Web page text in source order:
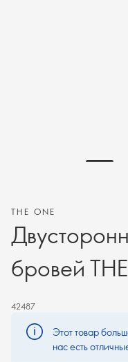
THE ONE
бровей
42487
Этот товар
нас есть